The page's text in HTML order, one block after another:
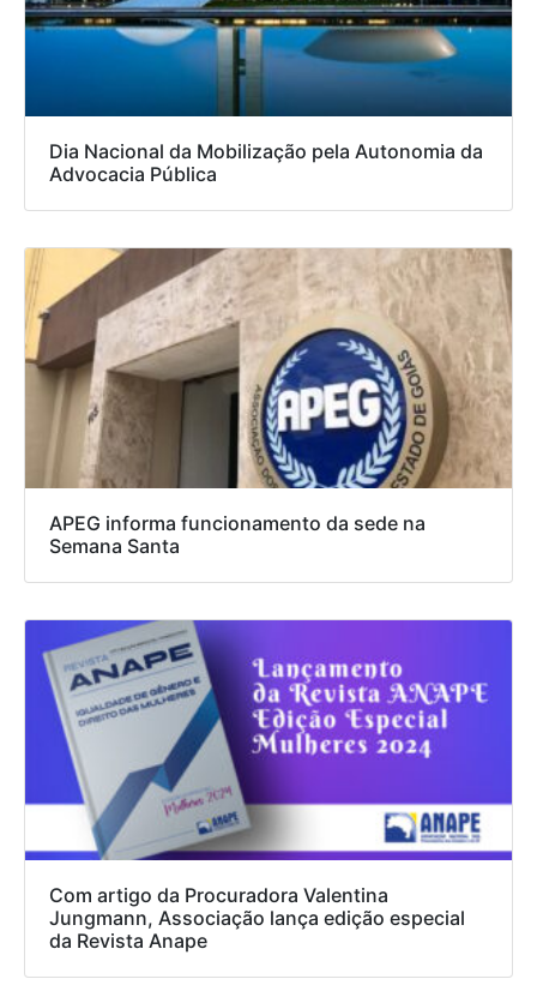
Dia Nacional da Mobilização pela Autonomia da
Advocacia Pública
APEG informa funcionamento da sede na
Semana Santa
Com artigo da Procuradora Valentina
Jungmann, Associação lança edição especial
da Revista Anape